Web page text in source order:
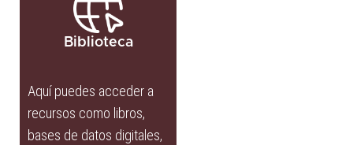
Biblioteca
Aquí puedes acceder a
recursos como libros,
bases de datos digitales,